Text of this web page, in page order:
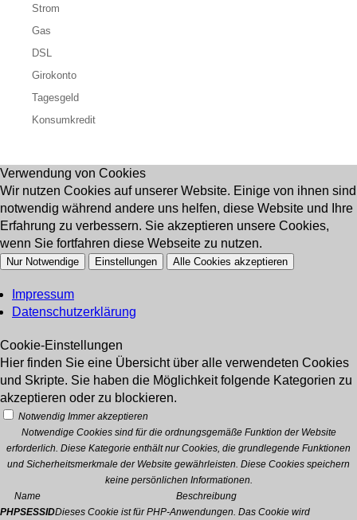
Strom
Gas
DSL
Girokonto
Tagesgeld
Konsumkredit
Verwendung von Cookies
Wir nutzen Cookies auf unserer Website. Einige von ihnen sind
notwendig während andere uns helfen, diese Website und Ihre
Erfahrung zu verbessern. Sie akzeptieren unsere Cookies,
wenn Sie fortfahren diese Webseite zu nutzen.
Nur Notwendige Einstellungen Alle Cookies akzeptieren
Impressum
Datenschutzerklärung
Cookie-Einstellungen
Hier finden Sie eine Übersicht über alle verwendeten Cookies
und Skripte. Sie haben die Möglichkeit folgende Kategorien zu
akzeptieren oder zu blockieren.
Notwendig Immer akzeptieren
Notwendige Cookies sind für die ordnungsgemäße Funktion der Website
erforderlich. Diese Kategorie enthält nur Cookies, die grundlegende Funktionen
und Sicherheitsmerkmale der Website gewährleisten. Diese Cookies speichern
keine persönlichen Informationen.
Name
Beschreibung
PHPSESSIDDieses Cookie ist für PHP-Anwendungen. Das Cookie wird